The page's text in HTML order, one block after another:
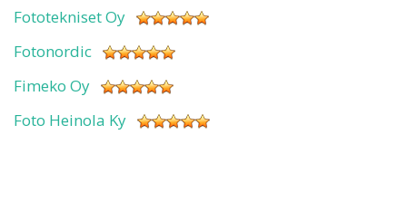
Fototekniset Oy
Fotonordic
Fimeko Oy
Foto Heinola Ky